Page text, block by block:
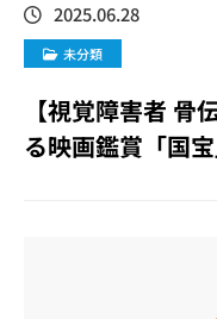
2025.06.28
未分類
【視覚障害者 骨
る映画鑑賞「国宝